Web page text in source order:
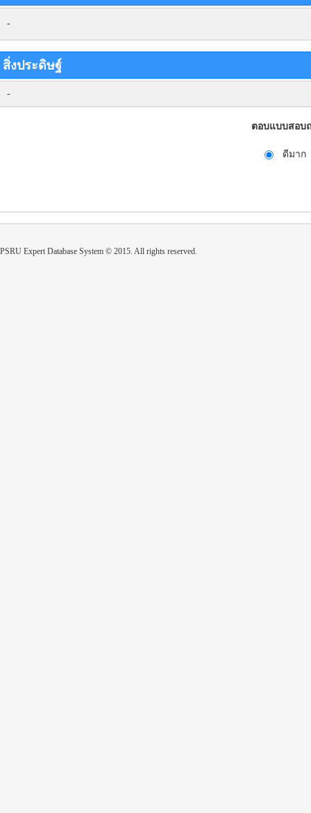
-
สิ่งประดิษฐ์
-
ตอบแบบสอบ
ดีมาก
PSRU Expert Database System © 2015. All rights reserved.